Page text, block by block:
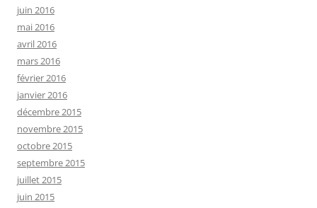
juin 2016
mai 2016
avril 2016
mars 2016
février 2016
janvier 2016
décembre 2015
novembre 2015
octobre 2015
septembre 2015
juillet 2015
juin 2015